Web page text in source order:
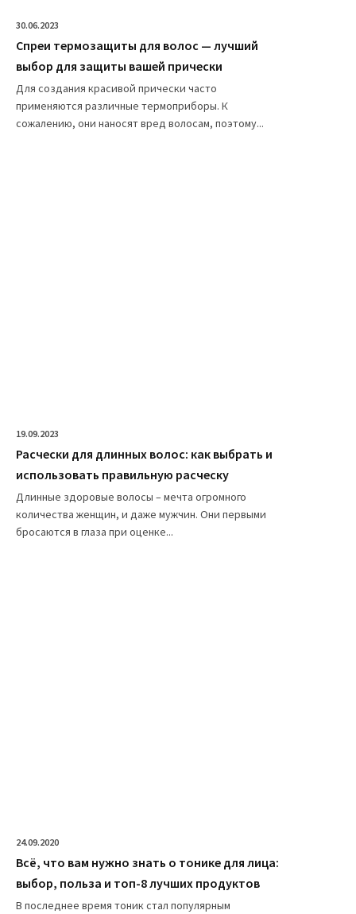
30.06.2023
Спреи термозащиты для волос — лучший
выбор для защиты вашей прически
Для создания красивой прически часто
применяются различные термоприборы. К
сожалению, они наносят вред волосам, поэтому...
19.09.2023
Расчески для длинных волос: как выбрать и
использовать правильную расческу
Длинные здоровые волосы – мечта огромного
количества женщин, и даже мужчин. Они первыми
бросаются в глаза при оценке...
24.09.2020
Всё, что вам нужно знать о тонике для лица:
выбор, польза и топ-8 лучших продуктов
В последнее время тоник стал популярным